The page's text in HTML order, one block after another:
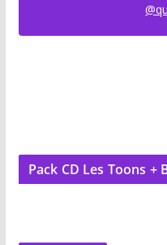
Pack CD Les Toons +